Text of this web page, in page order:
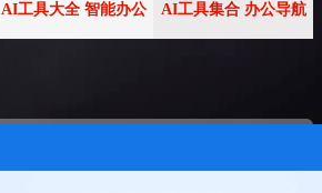
AI工具大全 智能办公 AI工具集合 办公导航